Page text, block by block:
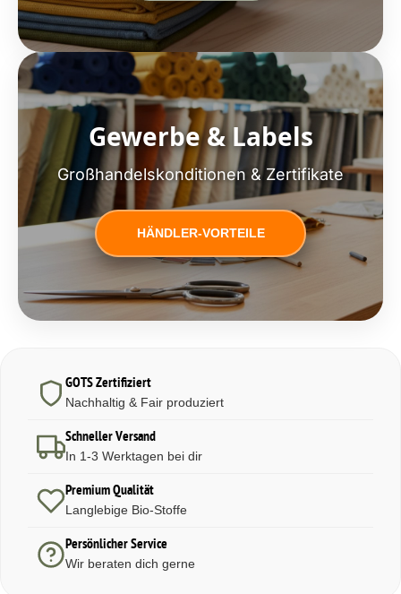
Gewerbe & Labels
Großhandelskonditionen & Zertifikate
HÄNDLER-VORTEILE
GOTS Zertifiziert
Nachhaltig & Fair produziert
Schneller Versand
In 1-3 Werktagen bei dir
Premium Qualität
Langlebige Bio-Stoffe
Persönlicher Service
Wir beraten dich gerne